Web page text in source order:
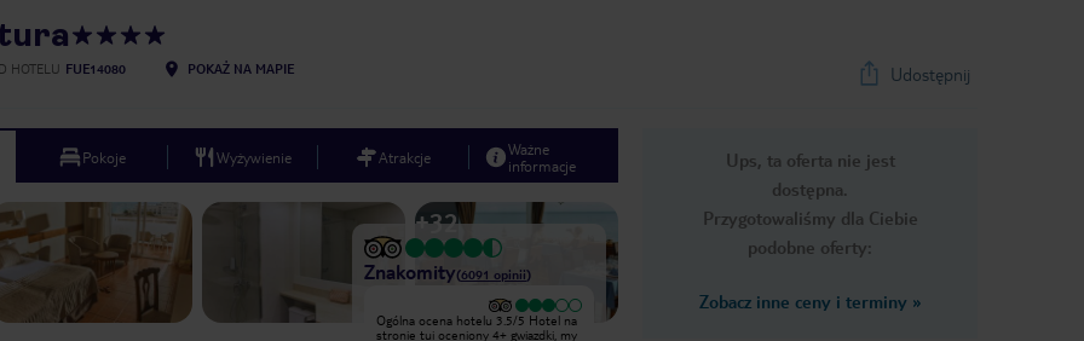
HOTELU FUE14080 POKAŻ NA MAPIE Udostępnij
Ups, ta oferta nie jest
dostępna.
Przygotowaliśmy dla Ciebie
podobne oferty:
Zobacz inne ceny i terminy »
Pokoje Wyżywienie Atrakcje
Ważne
informacje
Next slide
1/38
+32
Znakomity(6091 opinii)
Spędziliśmy tydzień w tym hotelu.
Ogólna ocena hotelu 3.5/5 Hotel na
stronie tui oceniony 4+ gwiazdki, my
Bardzo dobry